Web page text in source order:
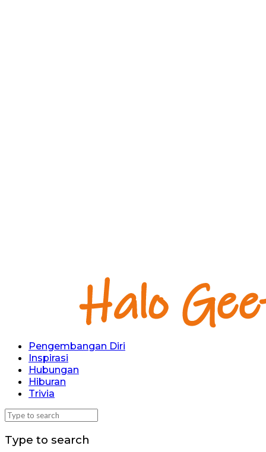
Pengembangan Diri
Inspirasi
Hubungan
Hiburan
Trivia
Type to search